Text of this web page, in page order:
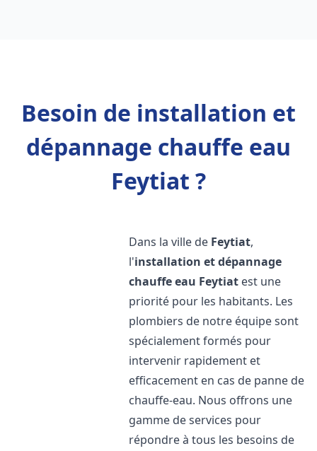
Besoin de installation et
dépannage chauffe eau
Feytiat ?
Dans la ville de Feytiat,
l'installation et dépannage
chauffe eau Feytiat est une
priorité pour les habitants. Les
plombiers de notre équipe sont
spécialement formés pour
intervenir rapidement et
efficacement en cas de panne de
chauffe-eau. Nous offrons une
gamme de services pour
répondre à tous les besoins de